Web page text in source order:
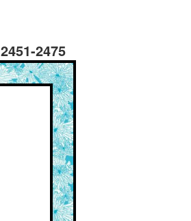
2451-2475